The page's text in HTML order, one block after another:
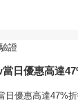
證
日優惠高達
日優惠高達47%